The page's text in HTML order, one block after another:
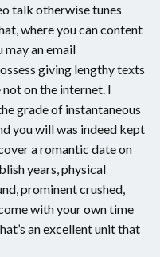
talk otherwise tunes
where you can content
may an email
giving lengthy texts
not on the internet. I
grade of instantaneous
you will was indeed kept
a romantic date on
years, physical
prominent crushed,
with your own time
an excellent unit that